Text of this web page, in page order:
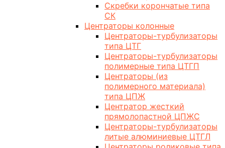
Скребки корончатые типа
СК
Центраторы колонные
Центраторы-турбулизаторы
типа ЦТГ
Центраторы-турбулизаторы
полимерные типа ЦТГП
Центраторы (из
полимерного материала)
типа ЦПЖ
Центратор жесткий
прямолопастной ЦПЖС
Центраторы-турбулизаторы
литые алюминиевые ЦТГЛ